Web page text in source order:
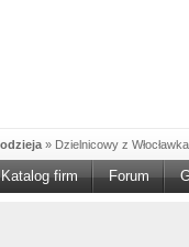
» Dzielnicowy z
w NGO'»Ruszył nabór w
Katalog firm Forum